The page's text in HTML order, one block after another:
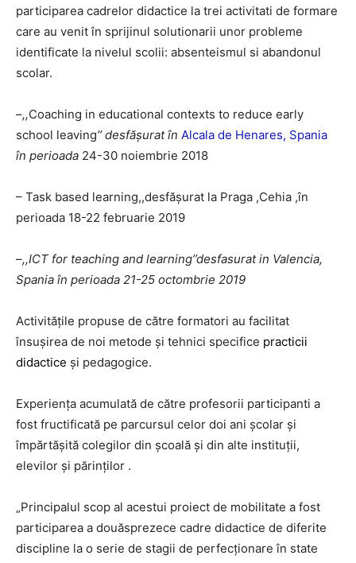
participarea cadrelor didactice la trei activitati de formare
care au venit în sprijinul solutionarii unor probleme
identificate la nivelul scolii: absenteismul si abandonul
scolar.
–,,Coaching in educational contexts to reduce early
school leaving’’ desfăşurat în Alcala de Henares, Spania
în perioada 24-30 noiembrie 2018
– Task based learning,,desfășurat la Praga ,Cehia ,în
perioada 18-22 februarie 2019
–,,ICT for teaching and learning’’desfasurat in Valencia,
Spania în perioada 21-25 octombrie 2019
Activitățile propuse de către formatori au facilitat
însușirea de noi metode şi tehnici specifice practicii
didactice și pedagogice.
Experiența acumulată de către profesorii participanti a
fost fructificată pe parcursul celor doi ani școlar și
împărtășită colegilor din școală și din alte instituții,
elevilor și părinților .
„Principalul scop al acestui proiect de mobilitate a fost
participarea a douăsprezece cadre didactice de diferite
discipline la o serie de stagii de perfecționare în state